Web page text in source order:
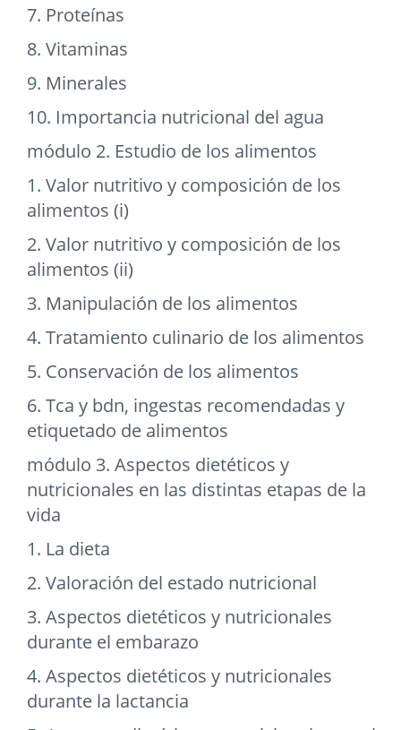
7. Proteínas
8. Vitaminas
9. Minerales
10. Importancia nutricional del agua
módulo 2. Estudio de los alimentos
1. Valor nutritivo y composición de los
alimentos (i)
2. Valor nutritivo y composición de los
alimentos (ii)
3. Manipulación de los alimentos
4. Tratamiento culinario de los alimentos
5. Conservación de los alimentos
6. Tca y bdn, ingestas recomendadas y
etiquetado de alimentos
módulo 3. Aspectos dietéticos y
nutricionales en las distintas etapas de la
vida
1. La dieta
2. Valoración del estado nutricional
3. Aspectos dietéticos y nutricionales
durante el embarazo
4. Aspectos dietéticos y nutricionales
durante la lactancia